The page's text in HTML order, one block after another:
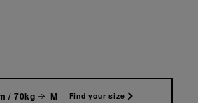
/ 70kg M Find your size